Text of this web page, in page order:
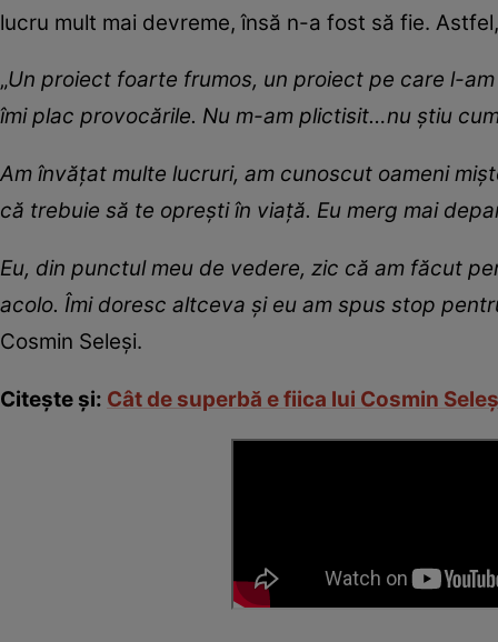
lucru mult mai devreme, însă n-a fost să fie.
„Un proiect foarte frumos, un proiect pe care l-
îmi plac provocările. Nu m-am plictisit…nu știu
Am învățat multe lucruri, am cunoscut oameni
că trebuie să te oprești în viață. Eu merg mai
Eu, din punctul meu de vedere, zic că am făcut
acolo. Îmi doresc altceva și eu am spus stop
Cosmin Seleși.
Citește și: Cât de superbă e fiica lui Cosmin